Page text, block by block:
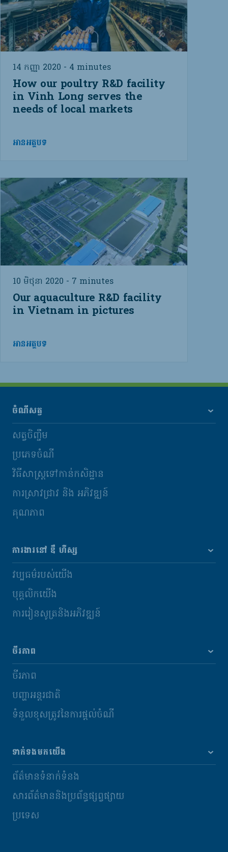
14 កញ្ញា 2020 - 4 minutes
How our poultry R&D facility
in Vinh Long serves the
needs of local markets
អានអត្ថបទ
10 មិថុនា 2020 - 7 minutes
Our aquaculture R&D facility
in Vietnam in pictures
អានអត្ថបទ
ចំណីសត្វ
សត្វចិញ្ចឹម
ប្រភេទចំណី
វិធីសាស្រ្តទៅកាន់កសិដ្ឋាន
ការស្រាវជ្រាវ និង​ អភិវឌ្ឍន៍
គុណភាព
ការងារនៅ ឌឹ ហឺស្ស
វប្បធម៌របស់យើង
បុគ្គលិកយើង
ការរៀនសូត្រនិងអភិវឌ្ឍន៍
ចីរភាព
ចីរភាព
បញ្ហាអន្តរជាតិ
ទំនួលខុសត្រូវនៃការផ្តល់ចំណី
ទាក់ទងមកយើង
ព័ត៌មានទំនាក់ទំនង
សារព័ត៌មាននិងប្រព័ន្ធផ្សព្វផ្សាយ
ប្រទេស